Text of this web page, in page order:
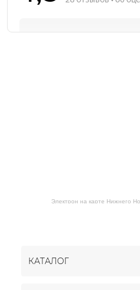
Электрон на карте Нижнего
КАТАЛОГ